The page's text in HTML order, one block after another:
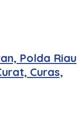
Polda Riau
Curas,